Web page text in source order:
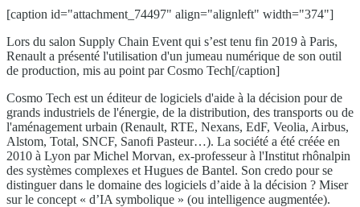
[caption id="attachment_74497" align="alignleft" width="374"]
Lors du salon Supply Chain Event qui s’est tenu fin 2019 à Paris,
Renault a présenté l'utilisation d'un jumeau numérique de son outil
de production, mis au point par Cosmo Tech[/caption]
Cosmo Tech est un éditeur de logiciels d'aide à la décision pour de
grands industriels de l'énergie, de la distribution, des transports ou de
l'aménagement urbain (Renault, RTE, Nexans, EdF, Veolia, Airbus,
Alstom, Total, SNCF, Sanofi Pasteur…). La société a été créée en
2010 à Lyon par Michel Morvan, ex-professeur à l'Institut rhônalpin
des systèmes complexes et Hugues de Bantel. Son credo pour se
distinguer dans le domaine des logiciels d’aide à la décision ? Miser
sur le concept « d’IA symbolique » (ou intelligence augmentée).